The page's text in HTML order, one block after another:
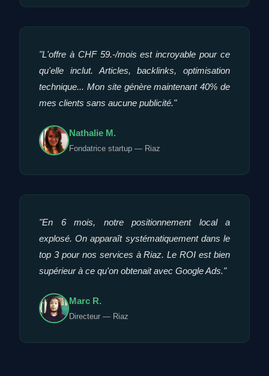
"L'offre à CHF 59.-/mois est incroyable pour ce
qu'elle inclut. Articles, backlinks, optimisation
technique... Mon site génère maintenant 40% de
mes clients sans aucune publicité."
Nathalie M.
Fondatrice startup — Riaz
"En 6 mois, notre positionnement local a
explosé. On apparaît systématiquement dans le
top 3 pour nos services à Riaz. Le ROI est bien
supérieur à ce qu'on obtenait avec Google Ads."
Marc R.
Directeur — Riaz